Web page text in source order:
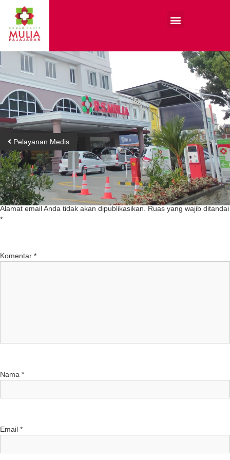
Pelayanan Medis
Tinggalkan Balasan
Alamat email Anda tidak akan dipublikasikan.
Ruas yang wajib ditandai
*
Komentar *
Nama *
Email *